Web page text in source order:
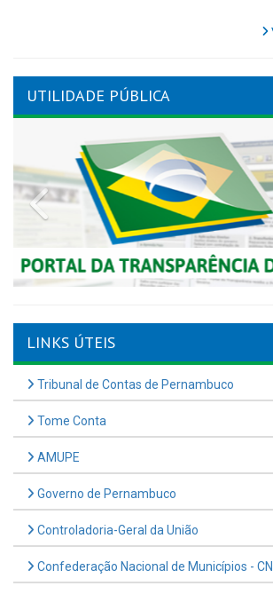
UTILIDADE PÚBLICA
Previous
LINKS ÚTEIS
Tribunal de Contas de Pernambuco
Tome Conta
AMUPE
Governo de Pernambuco
Controladoria-Geral da União
Confederação Nacional de Municípios -